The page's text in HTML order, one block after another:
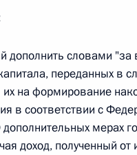
силу пункта 1
закон „Об
закон от
в статью 10
дополнить словами "за
переданных в
на формирование
в соответствии с
мерах
доход, полученный от